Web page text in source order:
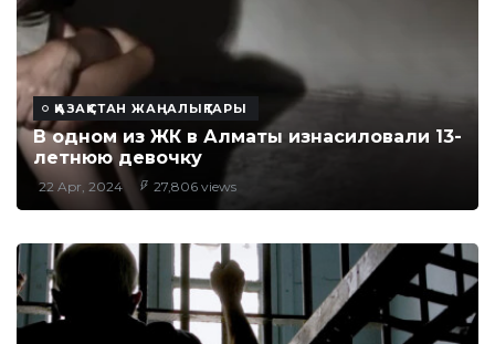
ҚАЗАҚСТАН ЖАҢАЛЫҚТАРЫ
В одном из ЖК в Алматы изнасиловали 13-
летнюю девочку
22 Apr, 2024 27,806 views